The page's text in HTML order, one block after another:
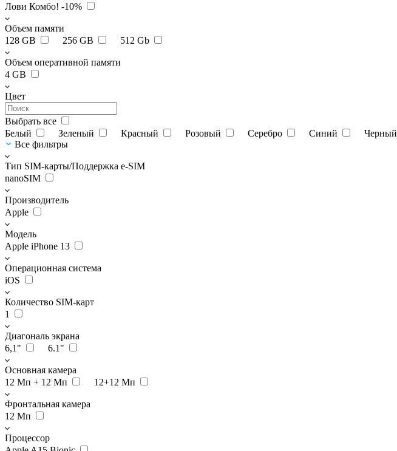
Лови Комбо! -10%
Объем памяти
128 GB
256 GB 512 Gb
Объем оперативной памяти
4 GB
Цвет
Выбрать все
Белый
Зеленый Красный Розовый Серебро Синий
Черный
Все фильтры
Тип SIM-карты/Поддержка e-SIM
nanoSIM
Производитель
Apple
Модель
Apple iPhone 13
Операционная система
iOS
Количество SIM-карт
1
Диагональ экрана
6,1"
6.1"
Основная камера
12 Мп + 12 Мп
12+12 Мп
Фронтальная камера
12 Мп
Процессор